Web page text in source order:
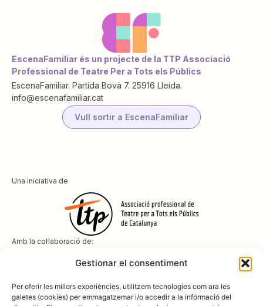
Gestionar el consentiment
Per oferir les millors experiències, utilitzem tecnologies com ara les
galetes (cookies) per emmagatzemar i/o accedir a la informació del
EscenaFamiliar és un projecte de la TTP Associació
Professional de Teatre Per a Tots els Públics
EscenaFamiliar. Partida Bovà 7. 25916 Lleida.
info@escenafamiliar.cat
Vull sortir a EscenaFamiliar
Una iniciativa de
Amb la col·laboració de: